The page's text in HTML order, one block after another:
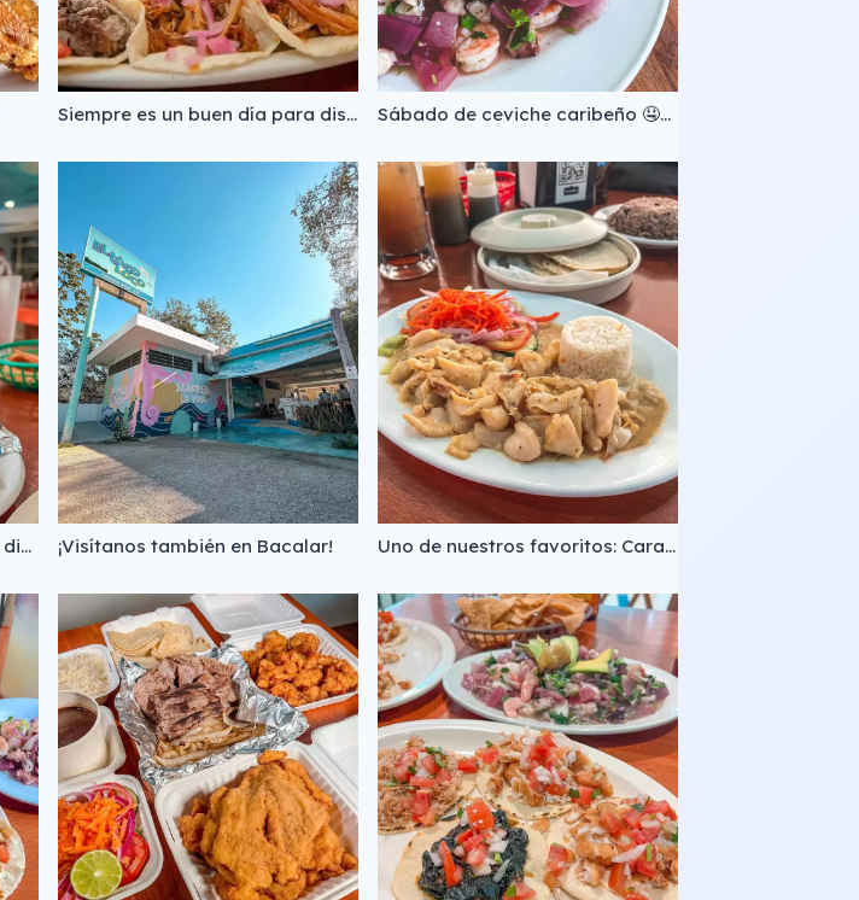
Siempre es un buen día para disfrutar de unos taquitos 🤤 Sábado de ceviche caribeño 🤤🤤🤤
¡Siempre es un buen día para disfrutar de un abundante cóctel de camarón con ostiones! Pídelo a tu gusto: camarón, caracol, pulpo, ostión 😋 ¡Visítanos también en Bacalar! Uno de nuestros favoritos: Caracol al mojo de ajo 😋